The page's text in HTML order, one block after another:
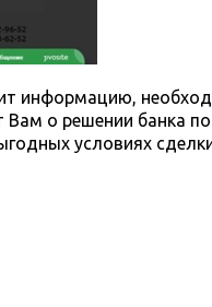
информацию,
Вам о решении банка
условиях